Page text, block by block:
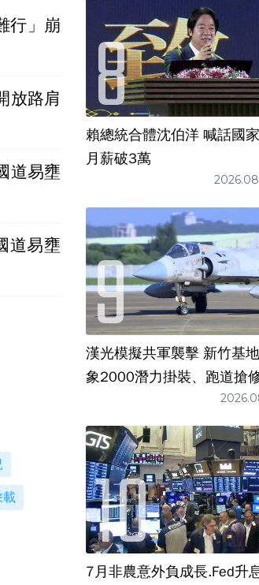
行」崩
放路肩
道易壅
道易壅
載
賴總統合體沈伯洋 喊話國家
月薪破3萬
漢光模擬共軍襲擊 新竹基
象2000潛力掛裝、跑道搶
7月非農意外負成長.Fed升